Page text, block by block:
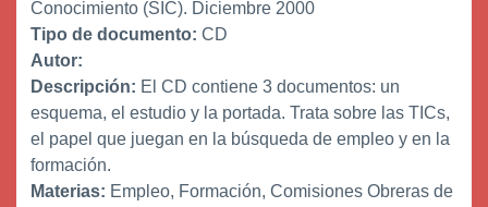
Conocimiento (SIC). Diciembre 2000
Tipo de documento: CD
Autor:
Descripción: El CD contiene 3 documentos: un
esquema, el estudio y la portada. Trata sobre las TICs,
el papel que juegan en la búsqueda de empleo y en la
formación.
Materias: Empleo, Formación, Comisiones Obreras de